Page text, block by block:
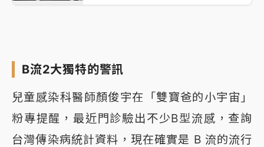
B流2大獨特的警訊
兒童感染科醫師顏俊宇在「雙寶爸的小宇宙」
粉專提醒，最近門診驗出不少B型流感，查詢
台灣傳染病統計資料，現在確實是 B 流的流行